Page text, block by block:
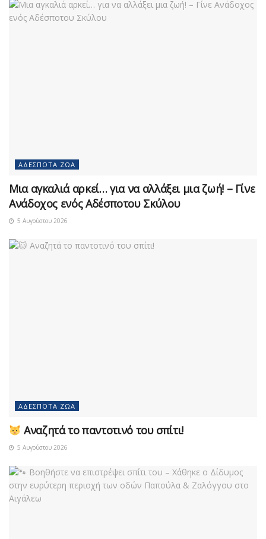
ΑΔΈΣΠΟΤΑ ΖΏΑ
Μια αγκαλιά αρκεί… για να αλλάξει μια ζωή! – Γίνε
Ανάδοχος ενός Αδέσποτου Σκύλου
5 Αυγούστου 2026
ΑΔΈΣΠΟΤΑ ΖΏΑ
Αναζητά το παντοτινό του σπίτι!
5 Αυγούστου 2026